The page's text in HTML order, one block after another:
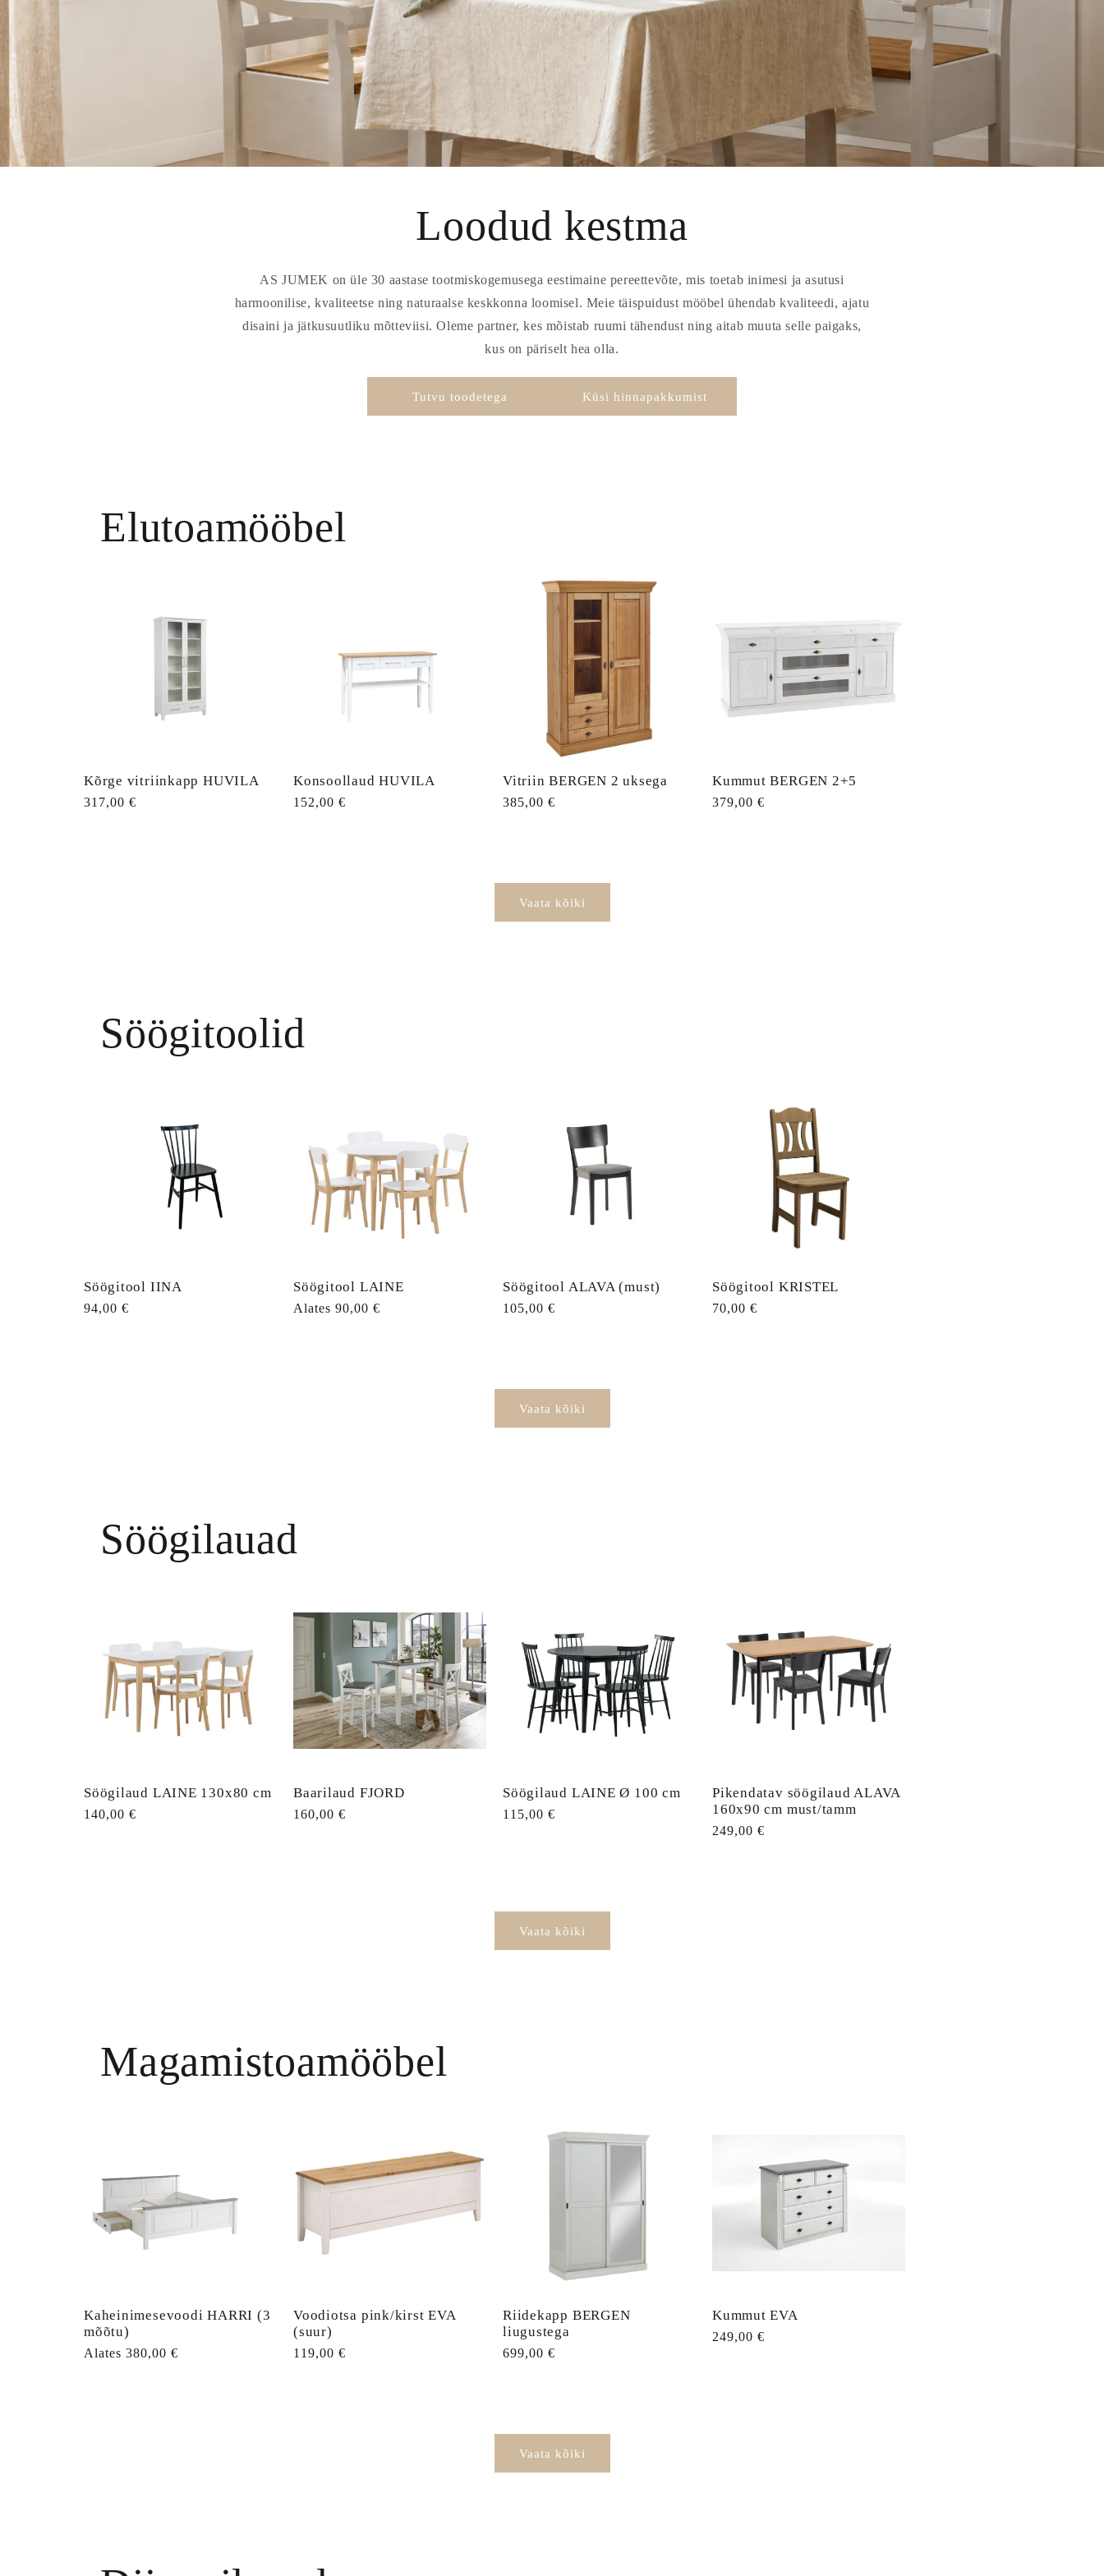
Loodud kestma
AS JUMEK on üle 30 aastase tootmiskogemusega eestimaine pereettevõte, mis toetab inimesi ja asutusi
harmoonilise, kvaliteetse ning naturaalse keskkonna loomisel. Meie täispuidust mööbel ühendab kvaliteedi, ajatu
disaini ja jätkusuutliku mõtteviisi. Oleme partner, kes mõistab ruumi tähendust ning aitab muuta selle paigaks,
kus on päriselt hea olla.
Tutvu toodetega Küsi hinnapakkumist
Elutoamööbel
Kõrge vitriinkapp HUVILA
Tavahind
317,00 €
Konsoollaud HUVILA
Tavahind
152,00 €
Vitriin BERGEN 2 uksega
Tavahind
385,00 €
Kummut BERGEN 2+5
Tavahind
379,00 €
Vaata kõiki
Söögitoolid
Söögitool IINA
Tavahind
94,00 €
Söögitool LAINE
Tavahind
Alates 90,00 €
Söögitool ALAVA (must)
Tavahind
105,00 €
Söögitool KRISTEL
Tavahind
70,00 €
Vaata kõiki
Söögilauad
Söögilaud LAINE 130x80 cm
Tavahind
140,00 €
Baarilaud FJORD
Tavahind
160,00 €
Söögilaud LAINE Ø 100 cm
Tavahind
115,00 €
Pikendatav söögilaud ALAVA
160x90 cm must/tamm
Tavahind
249,00 €
Vaata kõiki
Magamistoamööbel
Kaheinimesevoodi HARRI (3
mõõtu)
Tavahind
Alates 380,00 €
Voodiotsa pink/kirst EVA
(suur)
Tavahind
119,00 €
Riidekapp BERGEN
liugustega
Tavahind
699,00 €
Kummut EVA
Tavahind
249,00 €
Vaata kõiki